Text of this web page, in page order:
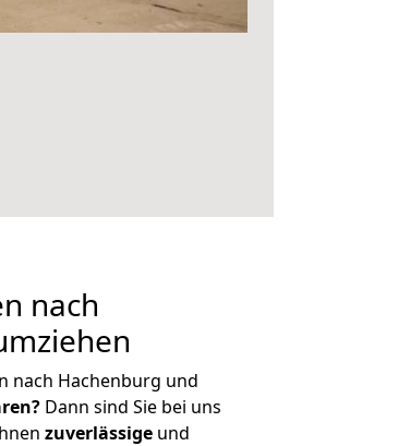
nach
nach Hachenburg und
Dann sind Sie bei uns
zuverlässige und